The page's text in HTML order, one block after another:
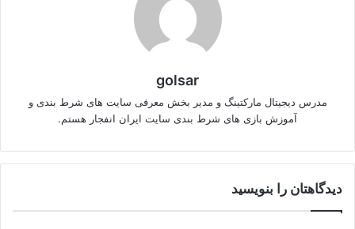
golsar
مدرس دیجیتال مارکتینگ و مدیر بخش معرفی سایت های شرط بندی و
آموزش بازی های شرط بندی سایت ایران انفجار هستم.
دیدگاهتان را بنویسید